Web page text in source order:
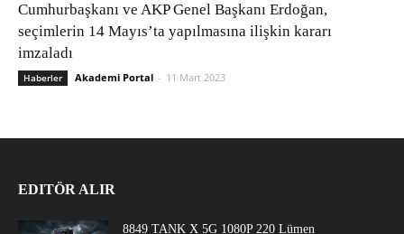
Cumhurbaşkanı ve AKP Genel Başkanı Erdoğan,
seçimlerin 14 Mayıs’ta yapılmasına ilişkin kararı
imzaladı
Haberler Akademi Portal - 11 Mart 2023
EDITÖR ALIR
8849 TANK X 5G 1080P 220 Lümen